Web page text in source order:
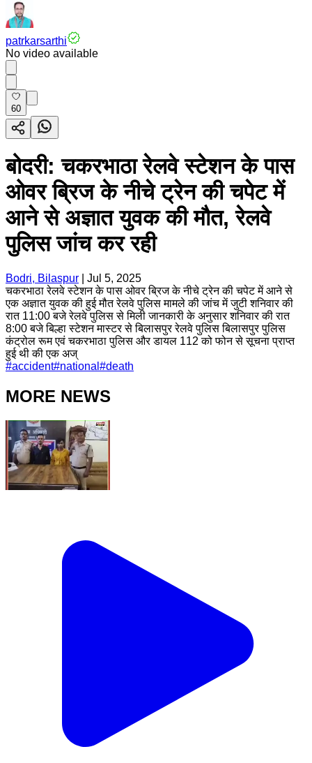
patrkarsarthi
No video available
60
बोदरी: चकरभाठा रेलवे स्टेशन के पास
ओवर ब्रिज के नीचे ट्रेन की चपेट में
आने से अज्ञात युवक की मौत, रेलवे
पुलिस जांच कर रही
Bodri, Bilaspur
Jul 5, 2025
चकरभाठा रेलवे स्टेशन के पास ओवर ब्रिज के नीचे ट्रेन की चपेट में आने से
एक अज्ञात युवक की हुई मौत रेलवे पुलिस मामले की जांच में जुटी शनिवार की
रात 11:00 बजे रेलवे पुलिस से मिली जानकारी के अनुसार शनिवार की रात
8:00 बजे बिल्हा स्टेशन मास्टर से बिलासपुर रेलवे पुलिस बिलासपुर पुलिस
कंट्रोल रूम एवं चकरभाठा पुलिस और डायल 112 को फोन से सूचना प्राप्त
हुई थी की एक अज्
#accident#national #death
MORE NEWS